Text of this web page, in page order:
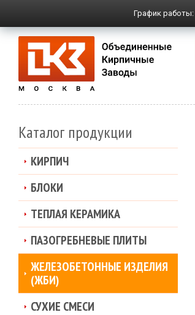
График работы:
Каталог продукции
КИРПИЧ
БЛОКИ
ТЕПЛАЯ КЕРАМИКА
ПАЗОГРЕБНЕВЫЕ ПЛИТЫ
ЖЕЛЕЗОБЕТОННЫЕ ИЗДЕЛИЯ
(ЖБИ)
СУХИЕ СМЕСИ